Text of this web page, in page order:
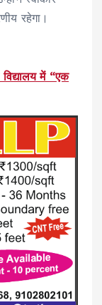
रहेगा।
में “एक